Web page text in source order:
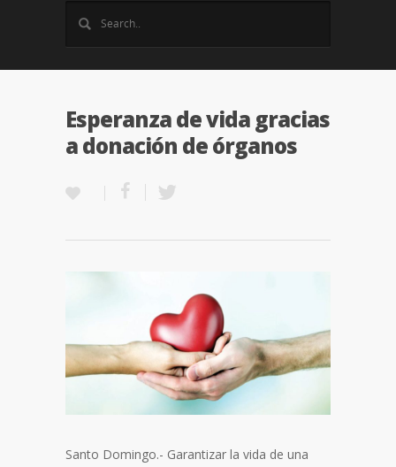
Esperanza de vida gracias
a donación de órganos
Santo Domingo.- Garantizar la vida de una